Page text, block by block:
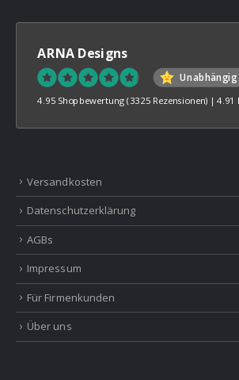
ARNA Designs
4.95 Shopbewertung (3325 Rezensionen) |4.91
Versandkosten
Datenschutzerklärung
AGBs
Impressum
Für Firmenkunden
Über uns